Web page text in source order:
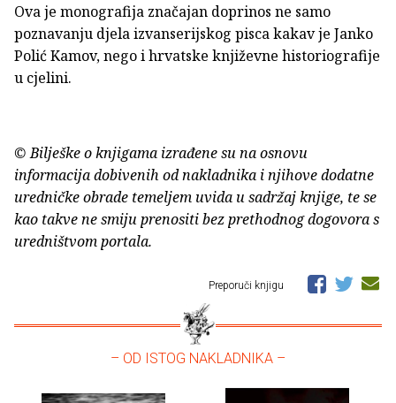
Ova je monografija značajan doprinos ne samo
poznavanju djela izvanserijskog pisca kakav je Janko
Polić Kamov, nego i hrvatske književne historiografije
u cjelini.
© Bilješke o knjigama izrađene su na osnovu
informacija dobivenih od nakladnika i njihove dodatne
uredničke obrade temeljem uvida u sadržaj knjige, te se
kao takve ne smiju prenositi bez prethodnog dogovora s
uredništvom portala.
Preporuči knjigu
– OD ISTOG NAKLADNIKA –